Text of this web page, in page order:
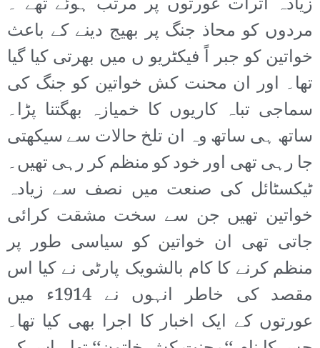
مردوں کو محاذ جنگ پر بھیج دینے کے باعث
خواتین کو جبر اً فیکٹریو ں میں بھرتی کیا گیا
تھا۔ اور ان محنت کش خواتین کو جنگ کی
سماجی تباہ کاریوں کا خمیازہ بھگتنا پڑا۔
ساتھ ہی ساتھ وہ ان تلخ حالات سے سیکھتی
جا رہی تھی اور خود کو منظم کر رہی تھیں۔
ٹیکسٹائل کی صنعت میں نصف سے زیادہ
خواتین تھیں جن سے سخت مشقت کرائی
جاتی تھی ان خواتین کو سیاسی طور پر
منظم کرنے کا کام بالشویک پارٹی نے کیا اس
مقصد کی خاطر انہوں نے 1914ء میں
عورتوں کے ایک اخبار کا اجرا بھی کیا تھا۔